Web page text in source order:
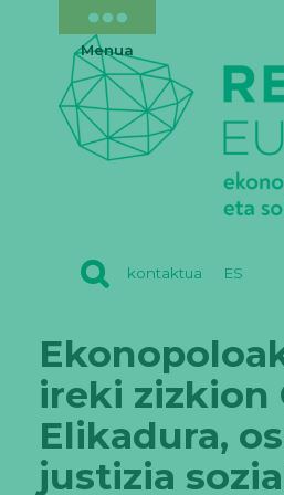
kontaktua ES
Menua
ireki zizkion
Elikadura,
justizia